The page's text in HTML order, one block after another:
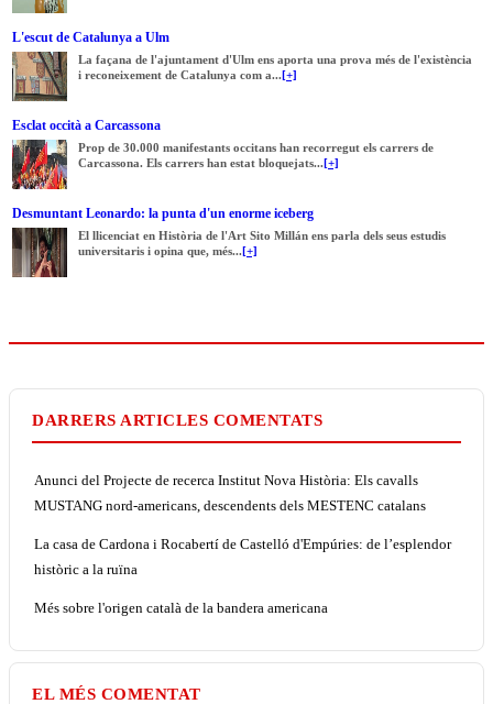
L'escut de Catalunya a Ulm
La façana de l'ajuntament d'Ulm ens aporta una prova més de l'existència
i reconeixement de Catalunya com a...[+]
Esclat occità a Carcassona
Prop de 30.000 manifestants occitans han recorregut els carrers de
Carcassona. Els carrers han estat bloquejats...[+]
Desmuntant Leonardo: la punta d'un enorme iceberg
El llicenciat en Història de l'Art Sito Millán ens parla dels seus estudis
universitaris i opina que, més...[+]
DARRERS ARTICLES COMENTATS
Anunci del Projecte de recerca Institut Nova Història: Els cavalls
MUSTANG nord-americans, descendents dels MESTENC catalans
La casa de Cardona i Rocabertí de Castelló d'Empúries: de l’esplendor
històric a la ruïna
Més sobre l'origen català de la bandera americana
EL MÉS COMENTAT